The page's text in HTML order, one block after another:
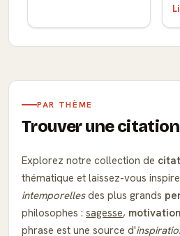
PAR THÈME
Trouver une
Explorez notre collection de
thématique et laissez-vous
intemporellesdes plus grands
philosophes : sagesse, motivation
phrase est une source d'